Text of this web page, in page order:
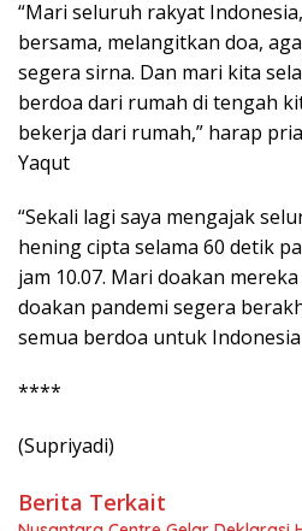
“Mari seluruh rakyat
bersama, melangitkan doa,
segera sirna. Dan mari kita
berdoa dari rumah di tengah
bekerja dari rumah,” harap
Yaqut
“Sekali lagi saya mengajak
hening cipta selama 60 detik
jam 10.07. Mari doakan
doakan pandemi segera
semua berdoa untuk
****
(Supriyadi)
Berita Terkait